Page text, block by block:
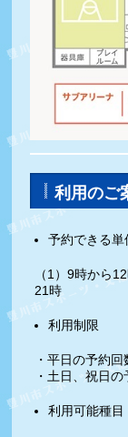
利用のご
予約できる単
（1）9時から
21時
利用制限
・平日の予約回
・土日、祝日
利用可能種目